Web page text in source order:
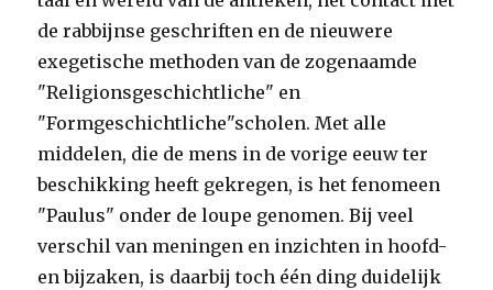
de rabbijnse geschriften en de nieuwere
exegetische methoden van de zogenaamde
"Religionsgeschichtliche" en
"Formgeschichtliche"scholen. Met alle
middelen, die de mens in de vorige eeuw ter
beschikking heeft gekregen, is het fenomeen
"Paulus" onder de loupe genomen. Bij veel
verschil van meningen en inzichten in hoofd-
en bijzaken, is daarbij toch één ding duidelijk